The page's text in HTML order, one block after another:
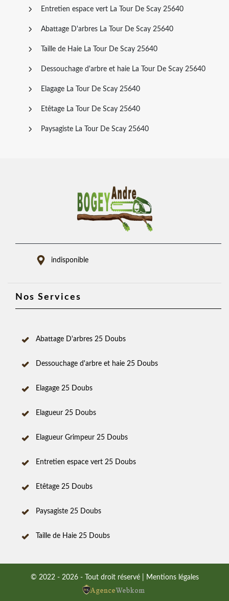
Entretien espace vert La Tour De Scay 25640
Abattage D'arbres La Tour De Scay 25640
Taille de Haie La Tour De Scay 25640
Dessouchage d'arbre et haie La Tour De Scay 25640
Elagage La Tour De Scay 25640
Etêtage La Tour De Scay 25640
Paysagiste La Tour De Scay 25640
indisponible
Nos Services
Abattage D'arbres 25 Doubs
Dessouchage d'arbre et haie 25 Doubs
Elagage 25 Doubs
Elagueur 25 Doubs
Elagueur Grimpeur 25 Doubs
Entretien espace vert 25 Doubs
Etêtage 25 Doubs
Paysagiste 25 Doubs
Taille de Haie 25 Doubs
© 2022 - 2026 - Tout droit réservé | Mentions légales